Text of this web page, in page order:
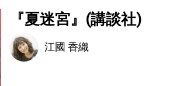
『夏迷宮』(講談社)
江國 香織